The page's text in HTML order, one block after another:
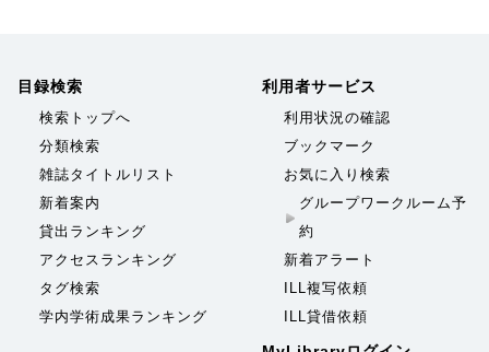
目録検索
検索トップへ
分類検索
雑誌タイトルリスト
新着案内
貸出ランキング
アクセスランキング
タグ検索
学内学術成果ランキング
利用者サービス
利用状況の確認
ブックマーク
お気に入り検索
グループワークルーム予
約
新着アラート
ILL複写依頼
ILL貸借依頼